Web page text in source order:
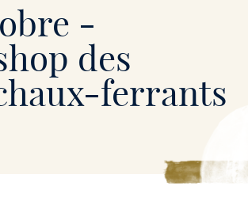
-
des
ferrants